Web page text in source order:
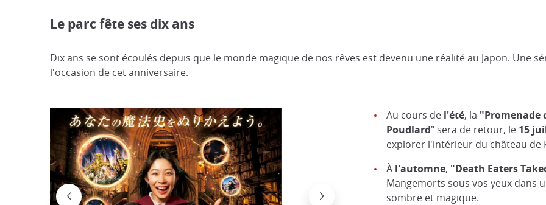
Le parc fête ses dix ans
Dix ans se sont écoulés depuis que le monde magique de nos rêves est devenu une réalité au Japon. Une
l'occasion de cet anniversaire.
Au cours de l'été, la "Promenade
Poudlard" sera de retour, le 15
explorer l'intérieur du château de
À l'automne, "Death Eaters
Mangemorts sous vos yeux dans
sombre et magique.